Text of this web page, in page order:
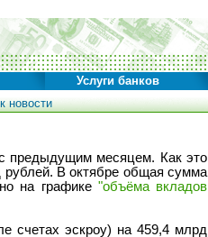
новости
Услуги банков
предыдущим месяцем. Как это
В октябре общая сумма
на графике "объёма вкладов
счетах эскроу) на 459,4 млрд